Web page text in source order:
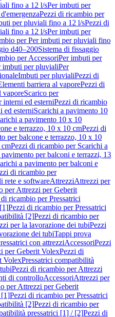
fino a 12 l/sPer imbuti per
Pezzi di ricambio per
per pluviali fino a 12 l/sPezzi di
fino a 12 l/sPer imbuti per
per Per imbuti per pluviali fino
d40–200Sistema di fissaggio
per AccessoriPer imbuti per
imbuti per pluvialiPer
Imbuti per pluvialiPezzi di
barriera al vaporePezzi di
vaporeScarico per
interni ed esterniPezzi di ricambio
ed esterniScarichi a pavimento 10
a pavimento 10 x 10
e terrazzo, 10 x 10 cmPezzi di
per balcone e terrazzo, 10 x 10
cmPezzi di ricambio per Scarichi a
per balconi e terrazzi, 13
a pavimento per balconi e
di ricambio per
rete e softwareAttrezziAttrezzi per
per Attrezzi per Geberit
ricambio per Pressatrici
Pezzi di ricambio per Pressatrici
[2]Pezzi di ricambio per
per la lavorazione dei tubiPezzi
dei tubiTappi prova
con attrezziAccessoriPezzi
per Geberit VolexPezzi di
VolexPressatrici compatibilità
Pezzi di ricambio per Attrezzi
di controlloAccessoriAttrezzi per
per Attrezzi per Geberit
[1]Pezzi di ricambio per Pressatrici
[2]Pezzi di ricambio per
pressatrici [1] / [2]Pezzi di